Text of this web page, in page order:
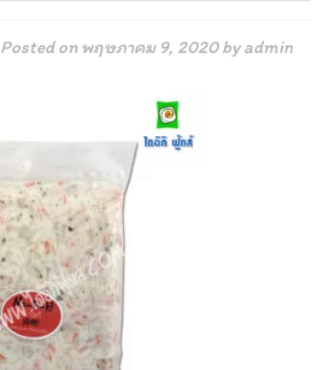
Posted onพฤษภาคม 9, 2020byadmin